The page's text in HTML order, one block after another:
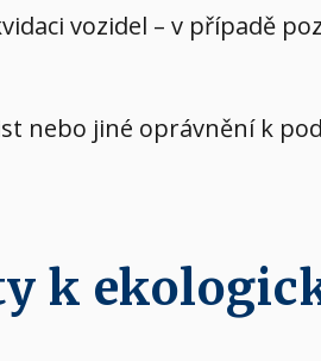
vozidel – v případě
nebo jiné oprávnění k
k